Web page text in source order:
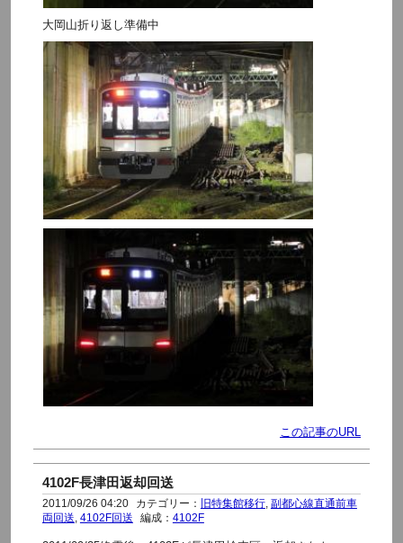
大岡山折り返し準備中
この記事のURL
4102F長津田返却回送
2011/09/26 04:20 カテゴリー： 旧特集館移行, 副都心線直通前車
両回送, 4102F回送 編成： 4102F